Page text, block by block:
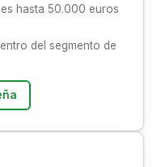
hasta 50.000 euros
del segmento de